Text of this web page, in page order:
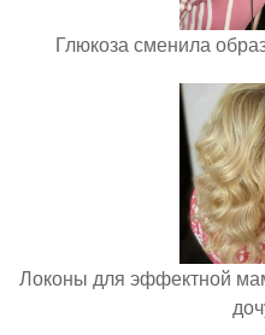
Глюкоза сменила
Локоны для эффектной